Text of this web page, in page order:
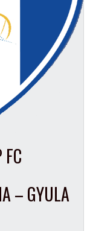
FC
– GYULA